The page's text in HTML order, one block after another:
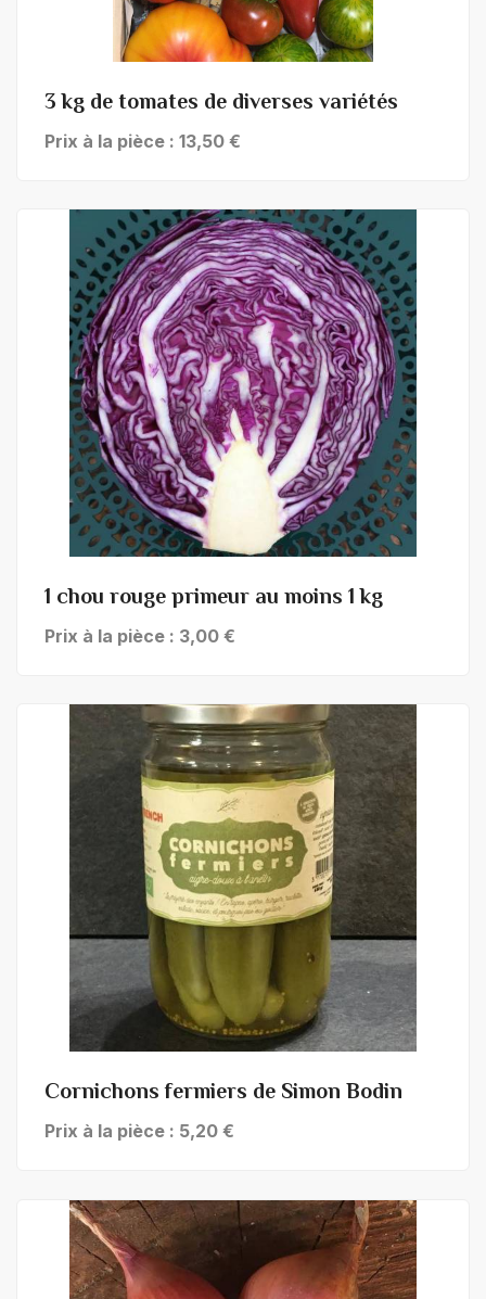
3 kg de tomates de diverses variétés
Prix à la pièce : 13,50 €
1 chou rouge primeur au moins 1 kg
Prix à la pièce : 3,00 €
+ de détails
Cornichons fermiers de Simon Bodin
Prix à la pièce : 5,20 €
+ de détails